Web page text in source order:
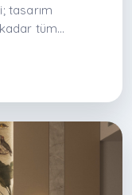
tasarım
tüm
Fonksiyonel
ve detaylı